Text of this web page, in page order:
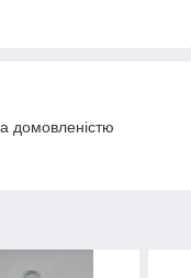
домовленістю